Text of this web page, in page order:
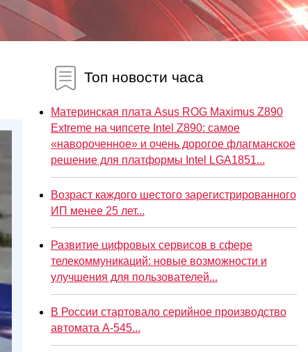
Топ новости часа
Материнская плата Asus ROG Maximus Z890
Extreme на чипсете Intel Z890: самое
«навороченное» и очень дорогое флагманское
решение для платформы Intel LGA1851...
Возраст каждого шестого зарегистрированного
ИП менее 25 лет...
Развитие цифровых сервисов в сфере
телекоммуникаций: новые возможности и
улучшения для пользователей...
В России стартовало серийное производство
автомата А-545...